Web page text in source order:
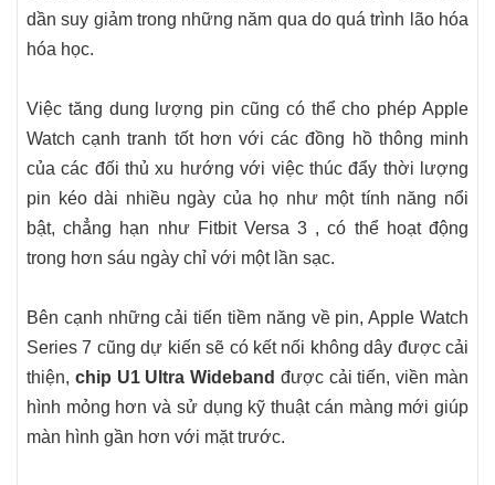
dần suy giảm trong những năm qua do quá trình lão hóa
hóa học.
Việc tăng dung lượng pin cũng có thể cho phép Apple
Watch cạnh tranh tốt hơn với các đồng hồ thông minh
của các đối thủ xu hướng với việc thúc đẩy thời lượng
pin kéo dài nhiều ngày của họ như một tính năng nổi
bật, chẳng hạn như Fitbit Versa 3 , có thể hoạt động
trong hơn sáu ngày chỉ với một lần sạc.
Bên cạnh những cải tiến tiềm năng về pin, Apple Watch
Series 7 cũng dự kiến ​​sẽ có kết nối không dây được cải
thiện, chip U1 Ultra Wideband được cải tiến, viền màn
hình mỏng hơn và sử dụng kỹ thuật cán màng mới giúp
màn hình gần hơn với mặt trước.